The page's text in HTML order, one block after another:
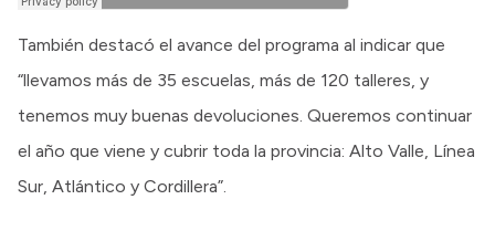
También destacó el avance del programa al indicar que
“llevamos más de 35 escuelas, más de 120 talleres, y
tenemos muy buenas devoluciones. Queremos continuar
el año que viene y cubrir toda la provincia: Alto Valle, Línea
Sur, Atlántico y Cordillera”.